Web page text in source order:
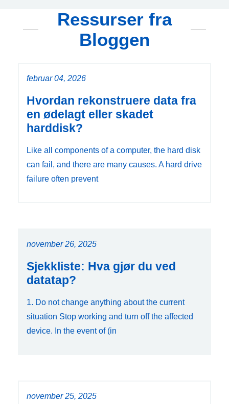
Ressurser fra
Bloggen
februar 04, 2026
Hvordan rekonstruere data fra
en ødelagt eller skadet
harddisk?
Like all components of a computer, the hard disk
can fail, and there are many causes. A hard drive
failure often prevent
november 26, 2025
Sjekkliste: Hva gjør du ved
datatap?
1. Do not change anything about the current
situation Stop working and turn off the affected
device. In the event of (in
november 25, 2025